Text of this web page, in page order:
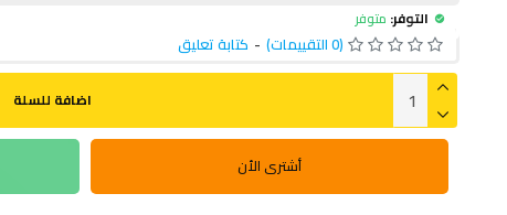
التوفر: متوفر
(0 التقييمات) - كتابة تعليق
اضافة للسلة
أشترى الأن